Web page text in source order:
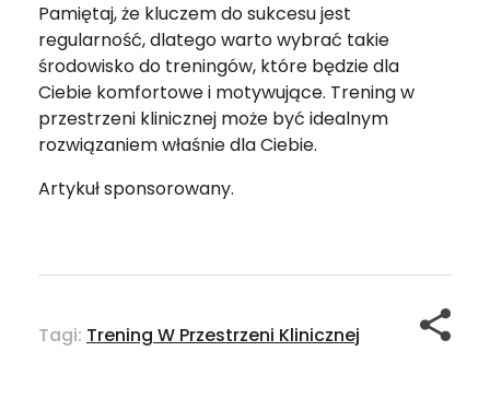
Pamiętaj, że kluczem do sukcesu jest
regularność, dlatego warto wybrać takie
środowisko do treningów, które będzie dla
Ciebie komfortowe i motywujące. Trening w
przestrzeni klinicznej może być idealnym
rozwiązaniem właśnie dla Ciebie.
Artykuł sponsorowany.
Tagi: Trening W Przestrzeni Klinicznej